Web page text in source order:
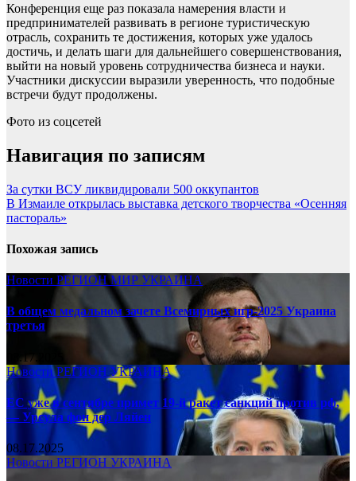
Конференция еще раз показала намерения власти и
предпринимателей развивать в регионе туристическую
отрасль, сохранить те достижения, которых уже удалось
достичь, и делать шаги для дальнейшего совершенствования,
выйти на новый уровень сотрудничества бизнеса и науки.
Участники дискуссии выразили уверенность, что подобные
встречи будут продолжены.
Фото из соцсетей
Навигация по записям
За сутки ВСУ ликвидировали 500 оккупантов
В Измаиле открылась выставка детского творчества «Осенняя
пастораль»
Похожая запись
Новости РЕГИОНМИР УКРАИНА
В общем медальном зачете Всемирных игр-2025 Украина
третья
08.17.2025
НовостиРЕГИОНУКРАИНА
ЕС уже в сентябре примет 19-й ракет санкций против рф,
— Урсула фон дер Ляйен
08.17.2025
Новости РЕГИОН УКРАИНА